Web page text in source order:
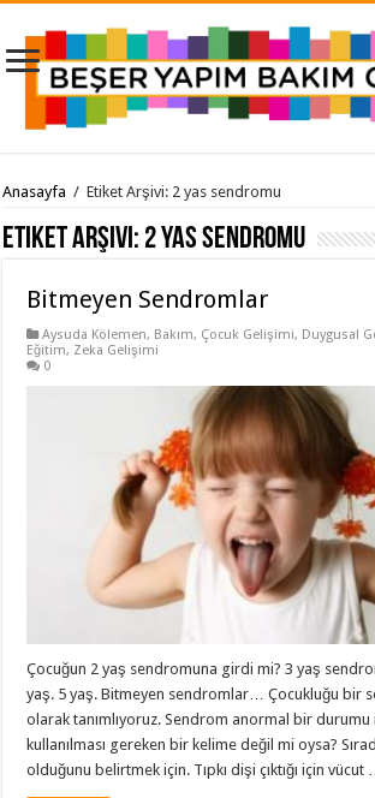
Anasayfa / Etiket Arşivi: 2 yas sendromu
Etiket Arşivi: 2 yas sendromu
Bitmeyen Sendromlar
Aysuda Kölemen, Bakım, Çocuk Gelişimi, Duygusal
Eğitim, Zeka Gelişimi
0
Çocuğun 2 yaş sendromuna girdi mi? 3 yaş
yaş. 5 yaş. Bitmeyen sendromlar… Çocukluğu bir
olarak tanımlıyoruz. Sendrom anormal bir
kullanılması gereken bir kelime değil mi oysa?
olduğunu belirtmek için. Tıpkı dişi çıktığı için vücut …